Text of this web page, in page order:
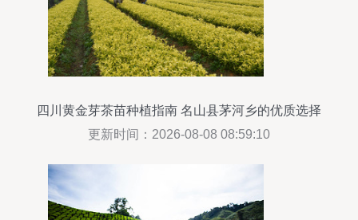
四川黄金芽茶苗种植指南 名山县茅河乡的优质选择
更新时间：2026-08-08 08:59:10